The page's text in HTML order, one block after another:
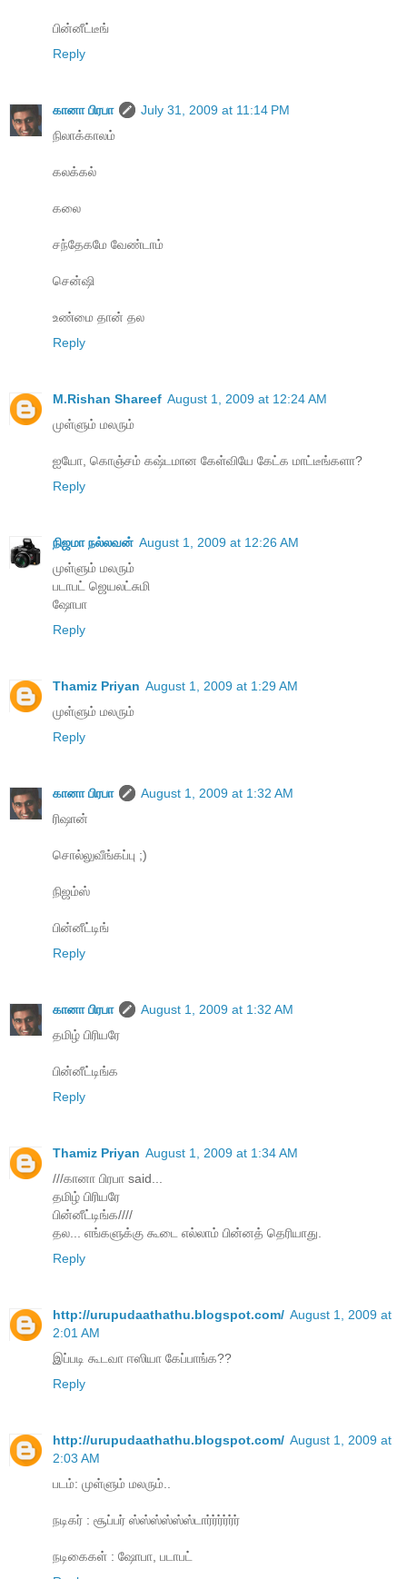
பின்னீட்டீங்
Reply
கானா பிரபா
July 31, 2009 at 11:14 PM
நிலாக்காலம்
கலக்கல்
கலை
சந்தேகமே வேண்டாம்
சென்ஷி
உண்மை தான் தல
Reply
M.Rishan Shareef August 1, 2009 at 12:24 AM
முள்ளும் மலரும்
ஐயோ, கொஞ்சம் கஷ்டமான கேள்வியே கேட்க மாட்டீங்களா?
Reply
நிஜமா நல்லவன் August 1, 2009 at 12:26 AM
முள்ளும் மலரும்
படாபட் ஜெயலட்சுமி
ஷோபா
Reply
Thamiz Priyan August 1, 2009 at 1:29 AM
முள்ளும் மலரும்
Reply
கானா பிரபா
August 1, 2009 at 1:32 AM
ரிஷான்
சொல்லுவீங்கப்பு ;)
நிஜம்ஸ்
பின்னீட்டிங்
Reply
கானா பிரபா
August 1, 2009 at 1:32 AM
தமிழ் பிரியரே
பின்னீட்டிங்க
Reply
Thamiz Priyan August 1, 2009 at 1:34 AM
///கானா பிரபா said...
தமிழ் பிரியரே
பின்னீட்டிங்க////
தல... எங்களுக்கு கூடை எல்லாம் பின்னத் தெரியாது.
Reply
http://urupudaathathu.blogspot.com/ August 1, 2009 at
2:01 AM
இப்படி கூடவா ஈஸியா கேப்பாங்க??
Reply
http://urupudaathathu.blogspot.com/ August 1, 2009 at
2:03 AM
படம்: முள்ளும் மலரும்..
நடிகர் : சூப்பர் ஸ்ஸ்ஸ்ஸ்ஸ்ஸ்டார்ர்ர்ர்ர்ர்
நடிகைகள் : ஷோபா, படாபட்